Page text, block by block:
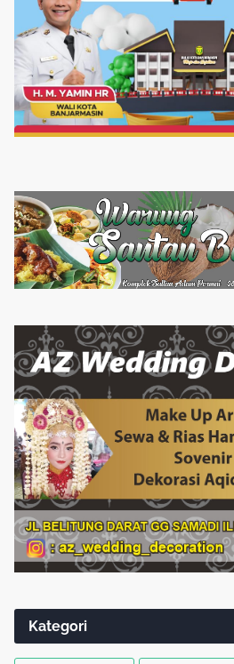
Kategori